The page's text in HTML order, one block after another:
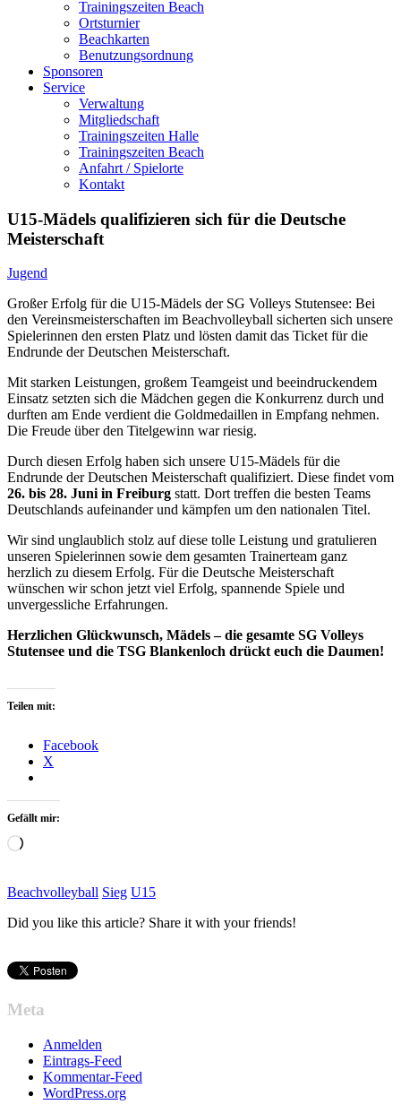
Trainingszeiten Beach
Ortsturnier
Beachkarten
Benutzungsordnung
Sponsoren
Service
Verwaltung
Mitgliedschaft
Trainingszeiten Halle
Trainingszeiten Beach
Anfahrt / Spielorte
Kontakt
U15-Mädels qualifizieren sich für die Deutsche
Meisterschaft
Jugend
Großer Erfolg für die U15-Mädels der SG Volleys Stutensee: Bei
den Vereinsmeisterschaften im Beachvolleyball sicherten sich unsere
Spielerinnen den ersten Platz und lösten damit das Ticket für die
Endrunde der Deutschen Meisterschaft.
Mit starken Leistungen, großem Teamgeist und beeindruckendem
Einsatz setzten sich die Mädchen gegen die Konkurrenz durch und
durften am Ende verdient die Goldmedaillen in Empfang nehmen.
Die Freude über den Titelgewinn war riesig.
Durch diesen Erfolg haben sich unsere U15-Mädels für die
Endrunde der Deutschen Meisterschaft qualifiziert. Diese findet vom
26. bis 28. Juni in Freiburg statt. Dort treffen die besten Teams
Deutschlands aufeinander und kämpfen um den nationalen Titel.
Wir sind unglaublich stolz auf diese tolle Leistung und gratulieren
unseren Spielerinnen sowie dem gesamten Trainerteam ganz
herzlich zu diesem Erfolg. Für die Deutsche Meisterschaft
wünschen wir schon jetzt viel Erfolg, spannende Spiele und
unvergessliche Erfahrungen.
Herzlichen Glückwunsch, Mädels – die gesamte SG Volleys
Stutensee und die TSG Blankenloch drückt euch die Daumen!
Teilen mit:
Facebook
X
Gefällt mir:
Wird
Beachvolleyball Sieg U15
Did you like this article? Share it with your friends!
Meta
Anmelden
Eintrags-Feed
Kommentar-Feed
WordPress.org